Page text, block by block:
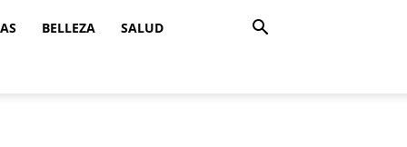
BELLEZA SALUD